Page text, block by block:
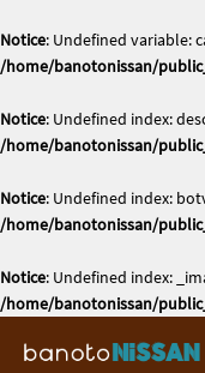
Notice: Undefined variable:
/home/banotonissan/
Notice: Undefined index:
/home/banotonissan/
Notice: Undefined index:
/home/banotonissan/
Notice: Undefined index:
/home/banotonissan/